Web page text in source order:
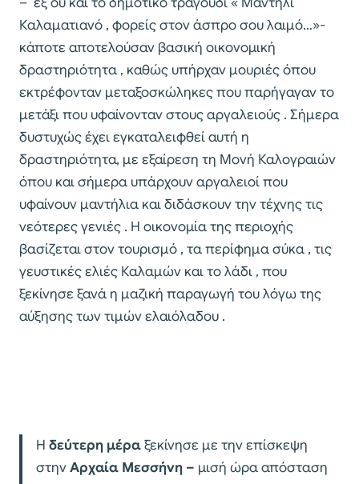
Καλαματιανό , φορείς στον άσπρο σου λαιμό…»-
κάποτε αποτελούσαν βασική οικονομική
δραστηριότητα , καθώς υπήρχαν μουριές όπου
εκτρέφονταν μεταξοσκώληκες που παρήγαγαν το
μετάξι που υφαίνονταν στους αργαλειούς . Σήμερα
δυστυχώς έχει εγκαταλειφθεί αυτή η
δραστηριότητα, με εξαίρεση τη Μονή Καλογραιών
όπου και σήμερα υπάρχουν αργαλειοί που
υφαίνουν μαντήλια και διδάσκουν την τέχνης τις
νεότερες γενιές . Η οικονομία της περιοχής
βασίζεται στον τουρισμό , τα περίφημα σύκα , τις
γευστικές ελιές Καλαμών και το λάδι , που
ξεκίνησε ξανά η μαζική παραγωγή του λόγω της
αύξησης των τιμών ελαιόλαδου .
Ηδεύτερη μέραξεκίνησε με την επίσκεψη
στηνΑρχαία Μεσσήνη – μισή ώρα απόσταση